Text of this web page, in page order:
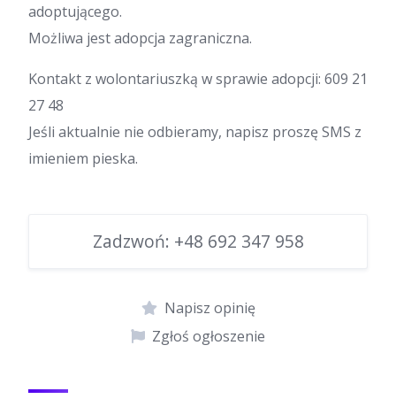
adoptującego.
Możliwa jest adopcja zagraniczna.
Kontakt z wolontariuszką w sprawie adopcji: 609 21
27 48
Jeśli aktualnie nie odbieramy, napisz proszę SMS z
imieniem pieska.
Zadzwoń: +48 692 347 958
Napisz opinię
Zgłoś ogłoszenie